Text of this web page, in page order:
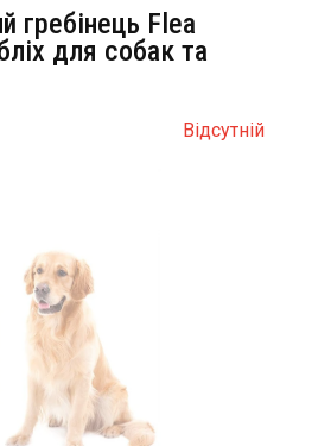
гребінець Flea
для собак та
Відсутній